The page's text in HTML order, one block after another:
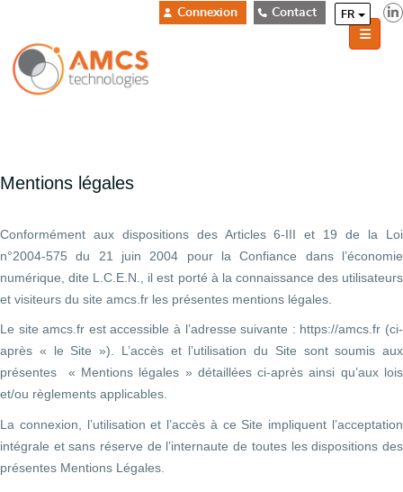
Connexion Contact FR
Mentions légales
Conformément aux dispositions des Articles 6-III et 19 de la Loi
n°2004-575 du 21 juin 2004 pour la Confiance dans l’économie
numérique, dite L.C.E.N., il est porté à la connaissance des utilisateurs
et visiteurs du site amcs.fr les présentes mentions légales.
Le site amcs.fr est accessible à l’adresse suivante : https://amcs.fr (ci-
après « le Site »). L’accès et l’utilisation du Site sont soumis aux
présentes « Mentions légales » détaillées ci-après ainsi qu’aux lois
et/ou règlements applicables.
La connexion, l’utilisation et l’accès à ce Site impliquent l’acceptation
intégrale et sans réserve de l’internaute de toutes les dispositions des
présentes Mentions Légales.